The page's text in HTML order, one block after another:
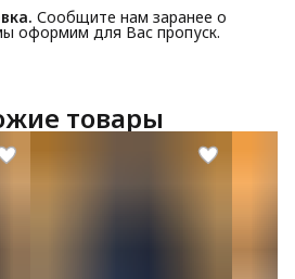
Сообщите нам заранее о
оформим для Вас пропуск.
товары